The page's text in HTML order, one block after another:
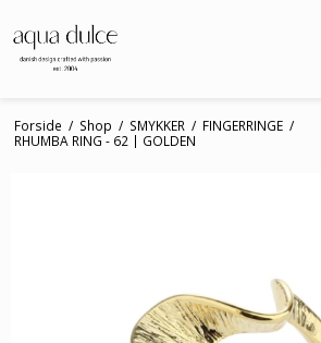
Forside / Shop / SMYKKER / FINGERRINGE /
RHUMBA RING - 62 | GOLDEN